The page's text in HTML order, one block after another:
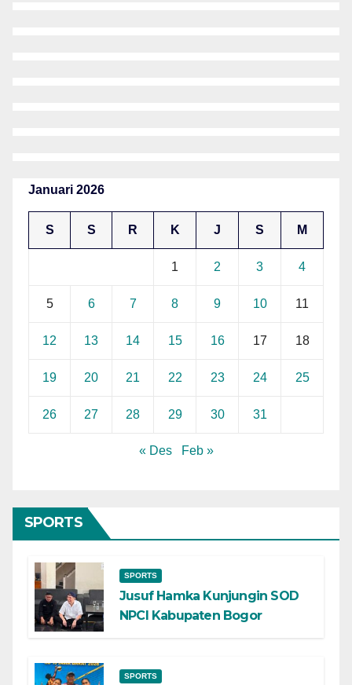
Januari 2026
S S R K J S M
1 2 3 4
5 6 7 8 9 10 11
12 13 14 15 16 17 18
19 20 21 22 23 24 25
26 27 28 29 30 31
« Des Feb »
SPORTS
SPORTS
Jusuf Hamka Kunjungin SOD
NPCI Kabupaten Bogor
SPORTS